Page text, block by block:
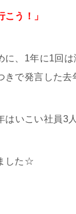
こう！」
に、1年に1回
で発言した去
はいこい社員3
した☆